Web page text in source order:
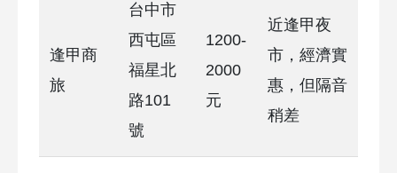
逢甲商
旅
台中市
西屯區
福星北
路101
號
1200-
2000
元
近逢甲夜
市，經濟實
惠，但隔音
稍差